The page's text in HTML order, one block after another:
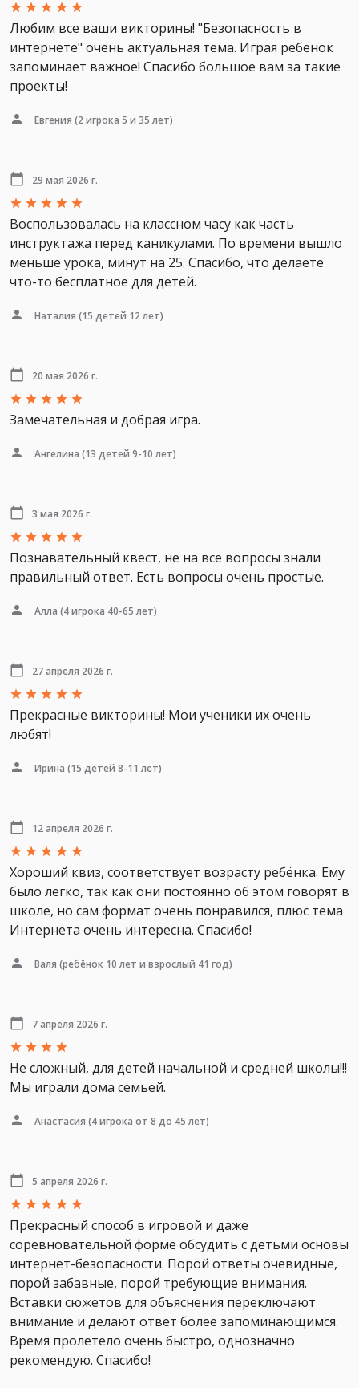
Любим все ваши викторины! "Безопасность в
интернете" очень актуальная тема. Играя ребенок
запоминает важное! Спасибо большое вам за такие
проекты!
Евгения (2 игрока 5 и 35 лет)
29 мая 2026 г.
Воспользовалась на классном часу как часть
инструктажа перед каникулами. По времени вышло
меньше урока, минут на 25. Спасибо, что делаете
что-то бесплатное для детей.
Наталия (15 детей 12 лет)
20 мая 2026 г.
Замечательная и добрая игра.
Ангелина (13 детей 9-10 лет)
3 мая 2026 г.
Познавательный квест, не на все вопросы знали
правильный ответ. Есть вопросы очень простые.
Алла (4 игрока 40-65 лет)
27 апреля 2026 г.
Прекрасные викторины! Мои ученики их очень
любят!
Ирина (15 детей 8-11 лет)
12 апреля 2026 г.
Хороший квиз, соответствует возрасту ребёнка. Ему
было легко, так как они постоянно об этом говорят в
школе, но сам формат очень понравился, плюс тема
Интернета очень интересна. Спасибо!
Валя (ребёнок 10 лет и взрослый 41 год)
7 апреля 2026 г.
Не сложный, для детей начальной и средней школы!!!
Мы играли дома семьей.
Анастасия (4 игрока от 8 до 45 лет)
5 апреля 2026 г.
Прекрасный способ в игровой и даже
соревновательной форме обсудить с детьми основы
интернет-безопасности. Порой ответы очевидные,
порой забавные, порой требующие внимания.
Вставки сюжетов для объяснения переключают
внимание и делают ответ более запоминающимся.
Время пролетело очень быстро, однозначно
рекомендую. Спасибо!